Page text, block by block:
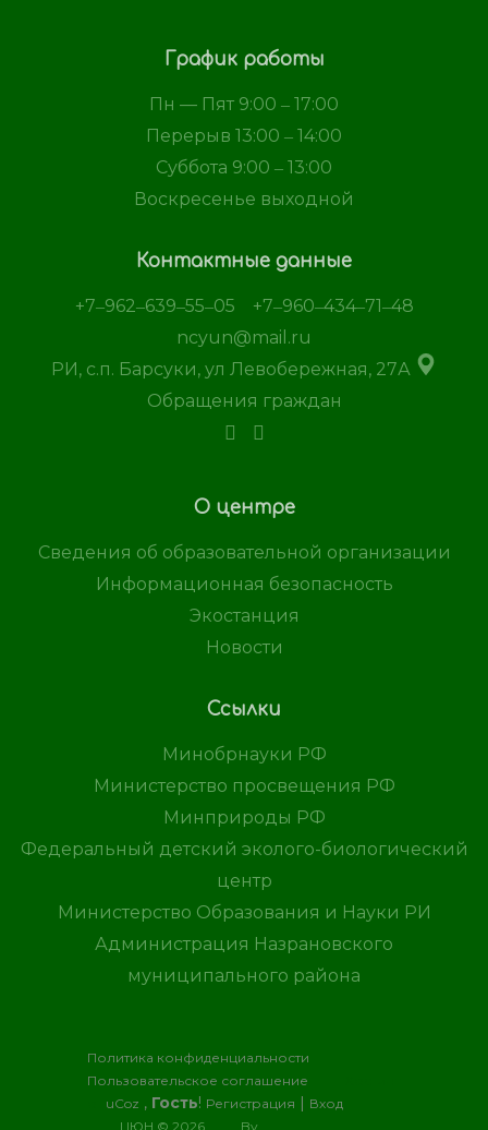
О центре
Сведения об образовательной организации
Информационная безопасность
Экостанция
Новости
Ссылки
Минобрнауки РФ
Министерство просвещения РФ
Минприроды РФ
Федеральный детский эколого-биологический
центр
Министерство Образования и Науки РИ
Администрация Назрановского
муниципального района
График работы
Пн — Пят 9:00 ‒ 17:00
Перерыв 13:00 ‒ 14:00
Суббота 9:00 ‒ 13:00
Воскресенье выходной
Контактные данные
+7‒962‒639‒55‒05
+7‒960‒434‒71‒48
ncyun@mail.ru
РИ, с.п. Барсуки, ул Левобережная, 27А
Обращения граждан
Политика конфиденциальности
Пользовательское соглашение
uCoz , Гость! Регистрация | Вход
ЦЮН © 2026
By